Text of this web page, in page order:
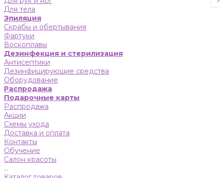
Для тела
Эпиляция
Скрабы и обертывания
Фартуки
Воскоплавы
Дезинфекция и стерилизация
Антисептики
Дезинфицирующие средства
Оборудование
Распродажа
Подарочные карты
Распродажа
Акции
Схемы ухода
Доставка и оплата
Контакты
Обучение
Салон красоты
...